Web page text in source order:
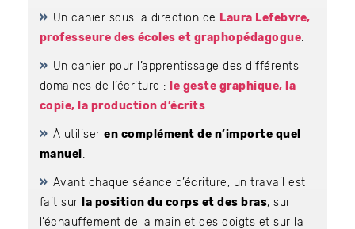
Mot de passe ou identifiant oublié
Bénéficiez de tarifs préférentiels
Recevez des informations sur nos nouveautés
Un cahier sous la direction de
Laura Lefebvre,
professeure des écoles et graphopédagogue.
Un cahier pour l’apprentissage des différents
domaines de l’écriture :
le geste graphique, la
copie, la production d’écrits.
À utiliseren complément de n’importe quel
manuel .
Avant chaque séance d’écriture, un travail est
fait sur
la position du corps et des bras, sur
l’échauffement de la main et des doigts et sur la